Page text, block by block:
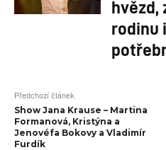
hvězd,
rodinu
Předchozí článek
Show Jana Krause – Martina
Formanová, Kristýna a
Jenovéfa Bokovy a Vladimír
Furdík